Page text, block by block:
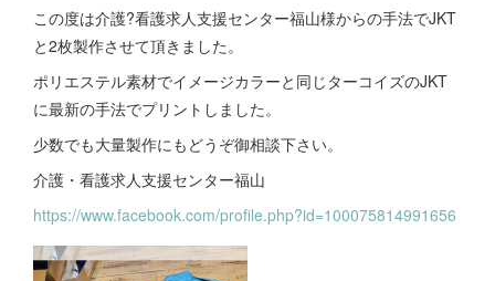
この度は介護?看護求人支援センター福山様からの手法でJKT
と2枚製作させて頂きました。
ポリエステル素材でイメージカラーと同じターコイズのJKT
に最新の手法でプリントしました。
少数でも大量製作にもどうぞ御相談下さい。
介護・看護求人支援センター福山
https://www.facebook.com/profile.php?id=100075814991656